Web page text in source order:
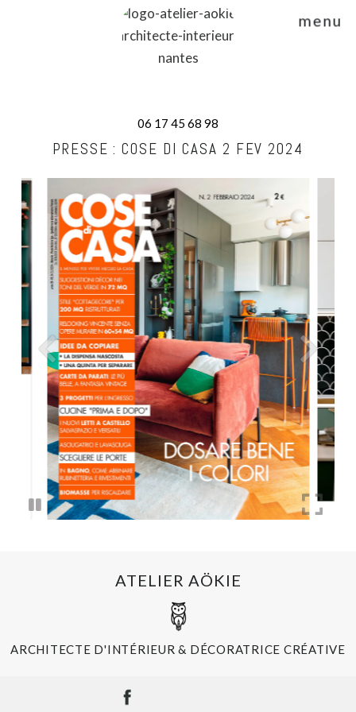
menu
06 17 45 68 98
PRESSE : COSE DI CASA 2 FEV 2024
ATELIER AÖKIE
ARCHITECTE D'INTÉRIEUR & DÉCORATRICE CRÉATIVE